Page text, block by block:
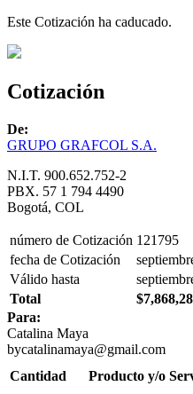
Este Cotización ha caducado.
Cotización
De:
GRUPO GRAFCOL S.A.
N.I.T. 900.652.752-2
PBX. 57 1 794 4490
Bogotá, COL
número de Cotización 121795
fecha de Cotización
Válido hasta
Total
Para:
Catalina Maya
bycatalinamaya@gmail.com
Cantidad
Producto y/o